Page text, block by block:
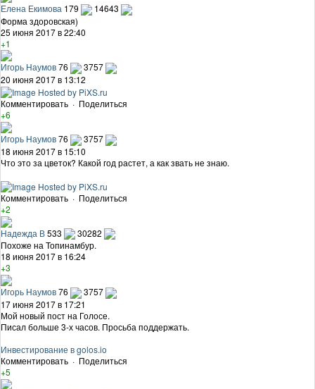
Елена Екимова 179
14643
Форма здоровская)
25 июня 2017 в 22:40
+1
Игорь Наумов76
3757
20 июня 2017 в 13:12
Комментировать · Поделиться
+6
Игорь Наумов76
3757
18 июня 2017 в 15:10
Что это за цветок? Какой год растет, а как звать не знаю.
Комментировать · Поделиться
+2
Надежда В533
30282
Похоже на Топинамбур.
18 июня 2017 в 16:24
+3
Игорь Наумов76
3757
17 июня 2017 в 17:21
Мой новый пост на Голосе.
Писал больше 3-х часов. Просьба поддержать.
Инвестирование в golos.io
Комментировать · Поделиться
+5